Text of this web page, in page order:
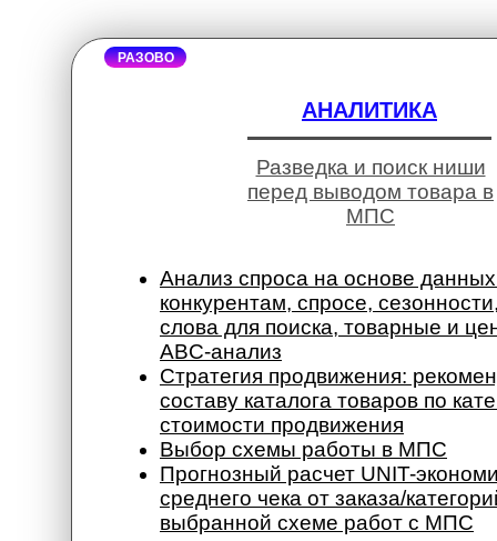
Анализ спроса на основе
конкурентам, спросе,
слова для поиска, товарные и
ABC-анализ
Стратегия продвижения:
составу каталога товаров по
стоимости продвижения
Выбор схемы работы в МПС
Прогнозный расчет UNIT-
среднего чека от заказа/
выбранной схеме работ с МПС
АНАЛИТИКА
Разведка и поиск ниши
перед выводом товара в
МПС
РАЗОВО